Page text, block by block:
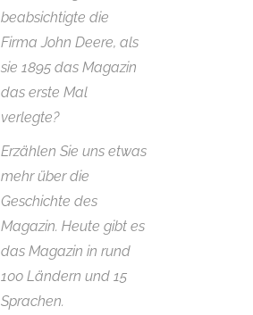
beabsichtigte die
Firma John Deere, als
sie 1895 das Magazin
das erste Mal
verlegte?
Erzählen Sie uns etwas
mehr über die
Geschichte des
Magazin. Heute gibt es
das Magazin in rund
100 Ländern und 15
Sprachen.